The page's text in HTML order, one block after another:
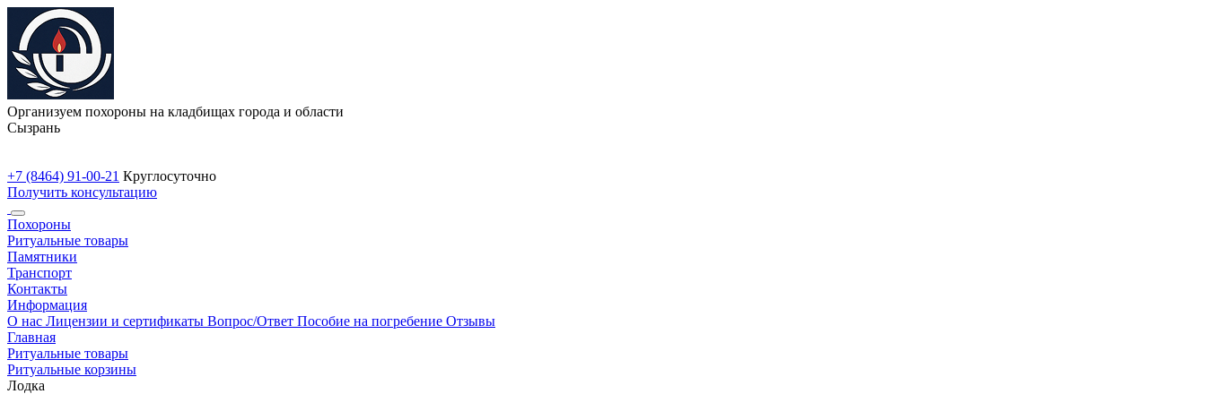
Организуем похороны на кладбищах города и области
Сызрань
+7 (8464) 91-00-21 Круглосуточно
Получить консультацию
Похороны
Ритуальные товары
Памятники
Транспорт
Контакты
Информация
О нас Лицензии и сертификаты Вопрос/Ответ Пособие на погребение Отзывы
Главная
Ритуальные товары
Ритуальные корзины
Лодка